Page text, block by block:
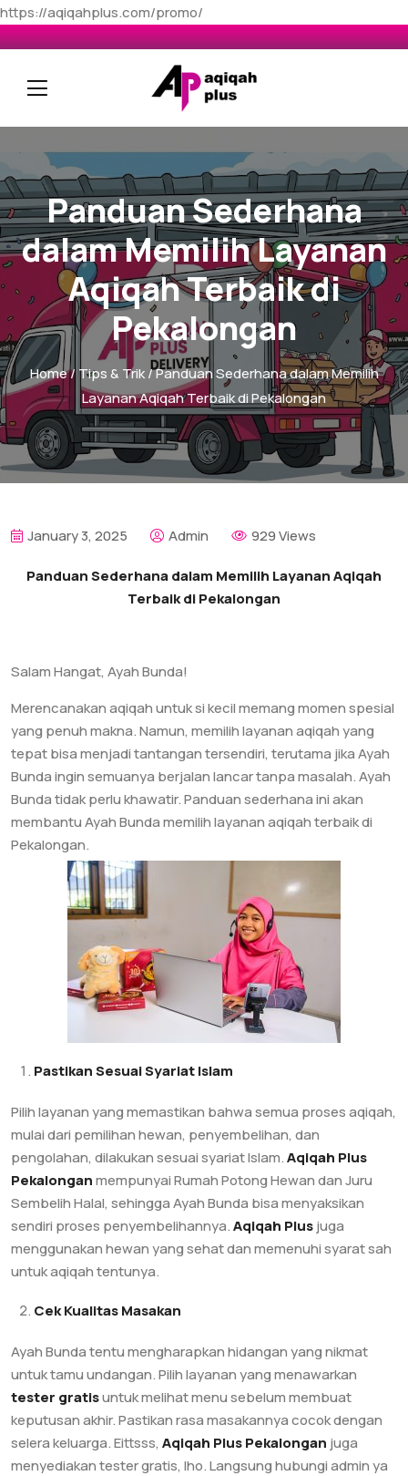
https://aqiqahplus.com/promo/
Panduan Sederhana
dalam Memilih Layanan
Aqiqah Terbaik di
Pekalongan
Home/ Tips & Trik/ Panduan Sederhana dalam Memilih
Layanan Aqiqah Terbaik di Pekalongan
January 3, 2025 Admin 929 Views
Panduan Sederhana dalam Memilih Layanan Aqiqah
Terbaik di Pekalongan
Salam Hangat, Ayah Bunda!
Merencanakan aqiqah untuk si kecil memang momen spesial
yang penuh makna. Namun, memilih layanan aqiqah yang
tepat bisa menjadi tantangan tersendiri, terutama jika Ayah
Bunda ingin semuanya berjalan lancar tanpa masalah. Ayah
Bunda tidak perlu khawatir. Panduan sederhana ini akan
membantu Ayah Bunda memilih layanan aqiqah terbaik di
Pekalongan.
Pastikan Sesuai Syariat Islam
Pilih layanan yang memastikan bahwa semua proses aqiqah,
mulai dari pemilihan hewan, penyembelihan, dan
pengolahan, dilakukan sesuai syariat Islam.Aqiqah Plus
Pekalonganmempunyai Rumah Potong Hewan dan Juru
Sembelih Halal, sehingga Ayah Bunda bisa menyaksikan
sendiri proses penyembelihannya.Aqiqah Plusjuga
menggunakan hewan yang sehat dan memenuhi syarat sah
untuk aqiqah tentunya.
Cek Kualitas Masakan
Ayah Bunda tentu mengharapkan hidangan yang nikmat
untuk tamu undangan. Pilih layanan yang menawarkan
tester gratisuntuk melihat menu sebelum membuat
keputusan akhir. Pastikan rasa masakannya cocok dengan
selera keluarga. Eittsss, Aqiqah Plus Pekalongan juga
menyediakan tester gratis, lho. Langsung hubungi admin ya